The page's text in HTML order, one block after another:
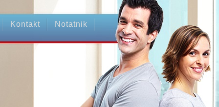
Kontakt Notatnik